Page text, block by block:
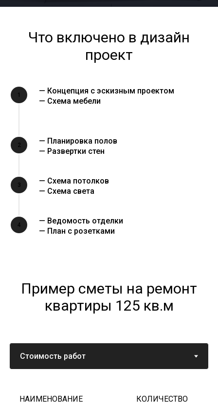
Что включено в дизайн
проект
1
— Концепция с эскизным проектом
— Схема мебели
2
— Планировка полов
— Развертки стен
3
— Схема потолков
— Схема света
4
— Ведомость отделки
— План с розетками
Пример сметы на ремонт
квартиры 125 кв.м
НАИМЕНОВАНИЕ КОЛИЧЕСТВО